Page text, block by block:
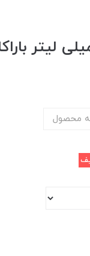
محصول